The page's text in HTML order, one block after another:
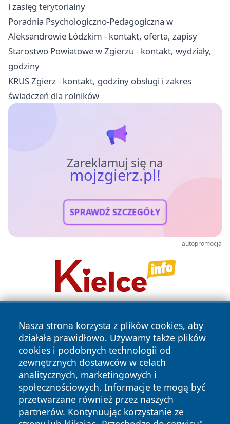
i zasięg terytorialny
Poradnia Psychologiczno-Pedagogiczna w
Aleksandrowie Łódzkim - kontakt, oferta, zapisy
Starostwo Powiatowe w Zgierzu - kontakt, wydziały,
godziny
KRUS Zgierz - kontakt, godziny obsługi i zakres
świadczeń dla rolników
Zareklamuj się na
mojzgierz.pl!
SPRAWDŹ SZCZEGÓŁY
autopromocja
Nasza strona korzysta z plików cookies, aby
działała prawidłowo. Używamy także plików
cookies i podobnych technologii od
zewnętrznych dostawców w celach
analitycznych, marketingowych i
społecznościowych. Informacje te mogą być
przetwarzane również przez naszych
partnerów. Kontynuując korzystanie ze
Copyright © 2026 mojzgierz.pl Wszystkie prawa zastrzeżone.
News Autorzy
Polityka
Polityka